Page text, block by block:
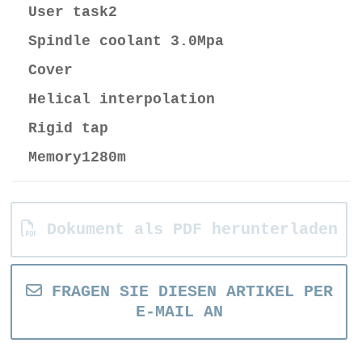
User task2
Spindle coolant 3.0Mpa
Cover
Helical interpolation
Rigid tap
Memory1280m
Dokument als PDF herunterladen
FRAGEN SIE DIESEN ARTIKEL PER
E-MAIL AN